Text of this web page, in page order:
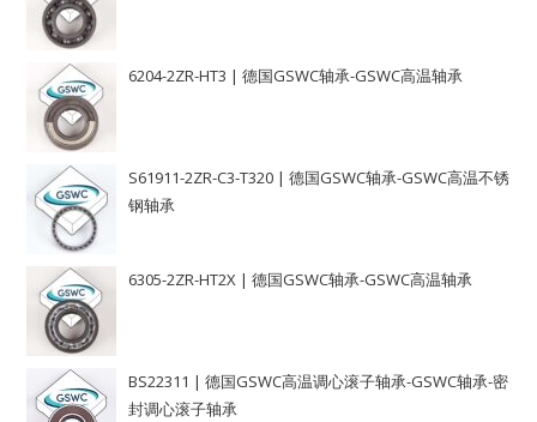
6204-2ZR-HT3 | 德国GSWC轴承-GSWC高温轴承
S61911-2ZR-C3-T320 | 德国GSWC轴承-GSWC高温不锈
钢轴承
6305-2ZR-HT2X | 德国GSWC轴承-GSWC高温轴承
BS22311 | 德国GSWC高温调心滚子轴承-GSWC轴承-密
封调心滚子轴承